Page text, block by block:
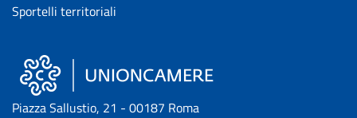
Sportelli territoriali
Piazza Sallustio, 21 - 00187 Roma